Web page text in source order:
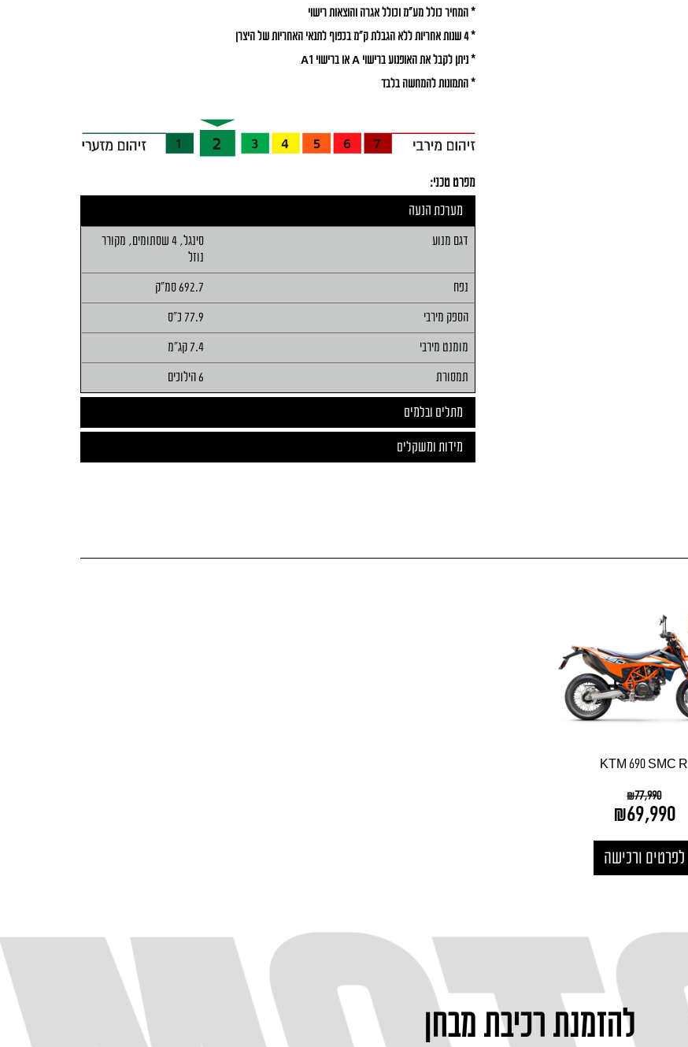
* המחיר כולל מע"מ וכולל אגרה והוצאות רישוי
* 4 שנות אחריות ללא הגבלת ק"מ בכפוף לתנאי האחריות של היצרן
* ניתן לקבל את האופנוע ברישוי A או ברישוי A1
* התמונות להמחשה בלבד
מפרט טכני:
מערכת הנעה
דגם מנוע
סינגל, 4 שסתומים, מקורר
נוזל
נפח 692.7 סמ"ק
הספק מירבי 77.9 כ"ס
מומנט מירבי 7.4 קג"מ
תמסורת 6 הילוכים
מתלים ובלמים
מידות ומשקלים
KTM 690 SMC R
₪77,990
₪69,990
לפרטים ורכישה
להזמנת רכיבת מבחן